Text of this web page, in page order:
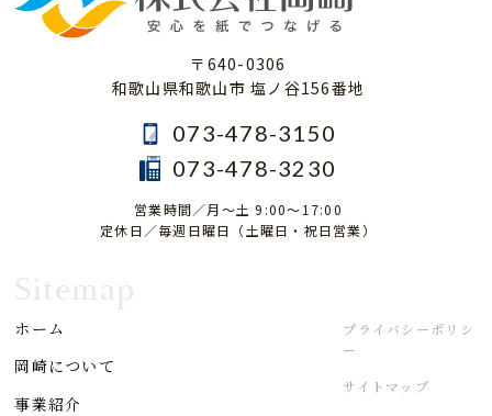
〒640-0306
和歌山県和歌山市 塩ノ谷156番地
073-478-3150
073-478-3230
営業時間／月～土 9:00～17:00
定休日／毎週日曜日（土曜日・祝日営業）
Sitemap
ホーム
岡崎について
事業紹介
プライバシーポリシ
ー
サイトマップ